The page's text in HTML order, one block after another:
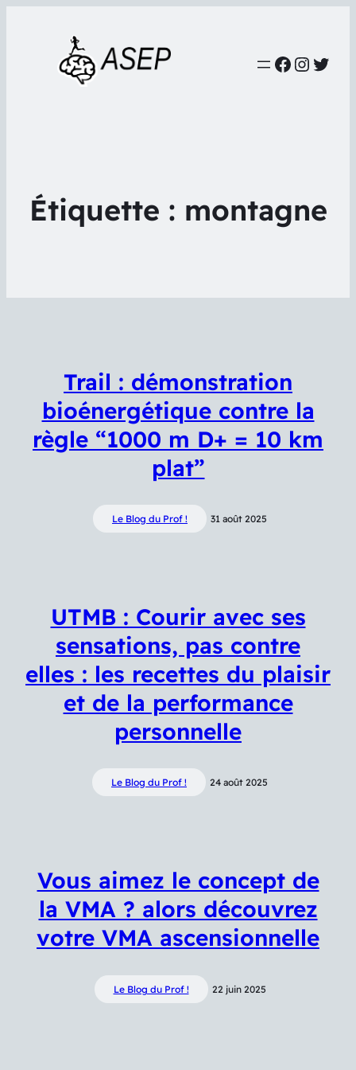
Étiquette : montagne
Trail : démonstration
bioénergétique contre la
règle “1000 m D+ = 10 km
plat”
Le Blog du Prof ! 31 août 2025
UTMB : Courir avec ses
sensations, pas contre
elles : les recettes du plaisir
et de la performance
personnelle
Le Blog du Prof ! 24 août 2025
Vous aimez le concept de
la VMA ? alors découvrez
votre VMA ascensionnelle
Le Blog du Prof ! 22 juin 2025